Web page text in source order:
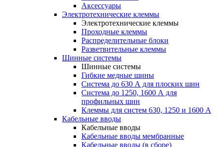
Аксессуары
Электротехнические клеммы
Электротехнические клеммы
Проходные клеммы
Распределительные блоки
Разветвительные клеммы
Шинные системы
Шинные системы
Гибкие медные шины
Система до 630 А для плоских шин
Система до 1250, 1600 А для
профильных шин
Клеммы для систем 630, 1250 и 1600 А
Кабельные вводы
Кабельные вводы
Кабельные вводы мембранные
Кабельные вводы (в сборе)